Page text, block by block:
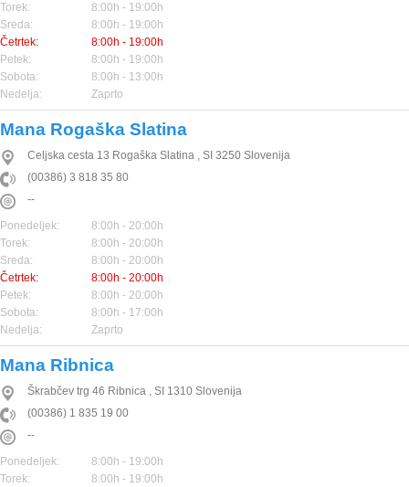
Torek:
8:00h - 19:00h
Sreda:
8:00h - 19:00h
Četrtek:
8:00h - 19:00h
Petek:
8:00h - 19:00h
Sobota:
8:00h - 13:00h
Nedelja:
Zaprto
Mana Rogaška Slatina
Celjska cesta 13 Rogaška Slatina , SI 3250 Slovenija
(00386) 3 818 35 80
--
Ponedeljek:
8:00h - 20:00h
Torek:
8:00h - 20:00h
Sreda:
8:00h - 20:00h
Četrtek:
8:00h - 20:00h
Petek:
8:00h - 20:00h
Sobota:
8:00h - 17:00h
Nedelja:
Zaprto
Mana Ribnica
Škrabčev trg 46 Ribnica , SI 1310 Slovenija
(00386) 1 835 19 00
--
Ponedeljek:
8:00h - 19:00h
Torek:
8:00h - 19:00h